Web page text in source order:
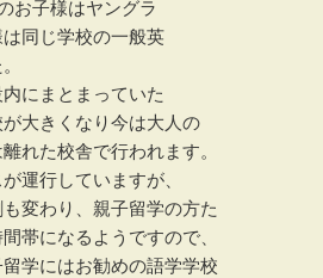
お子様はヤングラ
同じ学校の一般英
にまとまっていた
大きくなり今は大人の
れた校舎で行われます。
運行していますが、
変わり、親子留学の方た
帯になるようですので、
学にはお勧めの語学学校